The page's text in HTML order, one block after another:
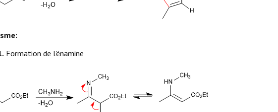
Formation de l'énamine